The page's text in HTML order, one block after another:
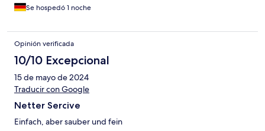
Se hospedó 1 noche
Opinión verificada
10/10 Excepcional
15 de mayo de 2024
Traducir con Google
Netter Sercive
Einfach, aber sauber und fein